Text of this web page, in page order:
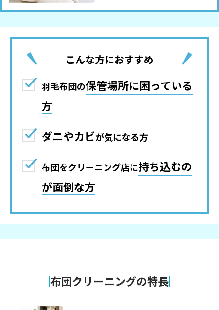
こんな方におすすめ
羽毛布団の保管場所に困っている
方
ダニやカビが気になる方
布団をクリーニング店に持ち込むの
が面倒な方
布団クリーニングの特長